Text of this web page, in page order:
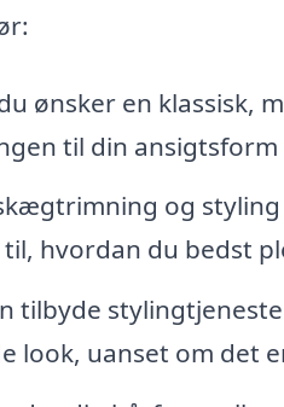
ønsker en klassisk,
til din
og
hvordan du bedst
tilbyde
look, uanset om det